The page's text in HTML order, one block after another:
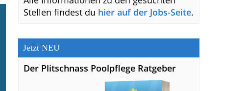
Stellen findest du hier auf der Jobs-Seite.
Jetzt NEU
Der Plitschnass Poolpflege Ratgeber